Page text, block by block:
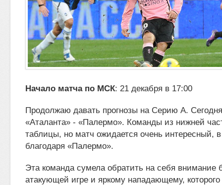
Начало матча по МСК: 21 декабря в 17:00
Продолжаю давать прогнозы на Серию А.
«Аталанта» - «Палермо». Команды из нижней
таблицы, но матч ожидается очень интересный,
благодаря «Палермо».
Эта команда сумела обратить на себя внимание
атакующей игре и яркому нападающему,